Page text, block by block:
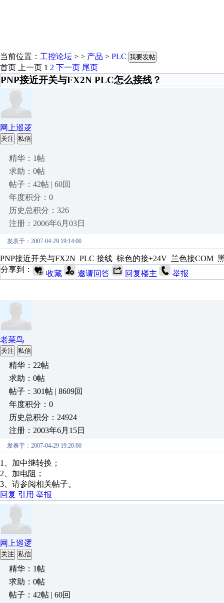
当前位置： 工控论坛 > > 产品 > PLC 我要发帖
首页 上一页 1 2 下一页 尾页
PNP接近开关与FX2N PLC怎么接线？
网上巡逻
关注 私信
精华：1帖
求助：0帖
帖子：42帖 | 60回
年度积分：0
历史总积分：326
注册：2006年6月03日
发表于：2007-04-29 19:14:00
PNP接近开关与FX2N PLC 接线 棕色的接+24V 兰色接COM
分享到：
收藏 邀请回答 回复楼主 举报
老菜鸟
关注 私信
精华：22帖
求助：0帖
帖子：301帖 | 8609回
年度积分：0
历史总积分：24924
注册：2003年6月15日
发表于：2007-04-29 19:20:00
1、加中继转换；
2、加电阻；
3、请参阅相关帖子。
回复 引用 举报
网上巡逻
关注 私信
精华：1帖
求助：0帖
帖子：42帖 | 60回